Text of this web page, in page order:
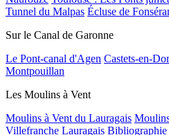
Tunnel du Malpas Écluse de
Sur le Canal de Garonne
Le Pont-canal d'Agen Castets-en-
Montpouillan
Les Moulins à Vent
Moulins à Vent du Lauragais
Villefranche Lauragais Bibliographie